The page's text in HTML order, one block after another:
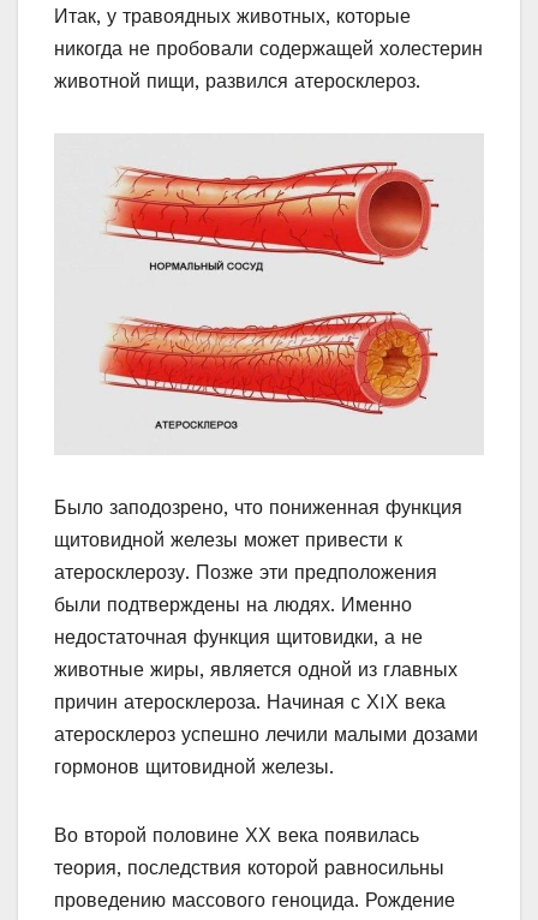
Итак, у травоядных животных, которые
никогда не пробовали содержащей холестерин
животной пищи, развился атеросклероз.
Было заподозрено, что пониженная функция
щитовидной железы может привести к
атеросклерозу. Позже эти предположения
были подтверждены на людях. Именно
недостаточная функция щитовидки, а не
животные жиры, является одной из главных
причин атеросклероза. Начиная с ХIХ века
атеросклероз успешно лечили малыми дозами
гормонов щитовидной железы.
Во второй половине ХХ века появилась
теория, последствия которой равносильны
проведению массового геноцида. Рождение